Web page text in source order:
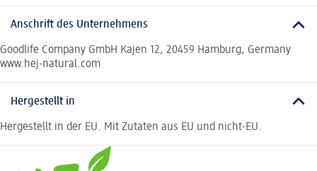
Anschrift des Unternehmens
Goodlife Company GmbH Kajen 12, 20459 Hamburg, Germany
www.hej-natural.com
Hergestellt in
Hergestellt in der EU. Mit Zutaten aus EU und nicht-EU.